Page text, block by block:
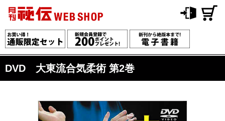
DVD 大東流合気柔術 第2巻